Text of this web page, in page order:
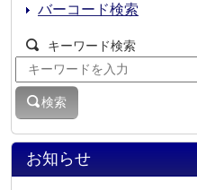
お知らせ
バーコード検索
キーワード検索
検索